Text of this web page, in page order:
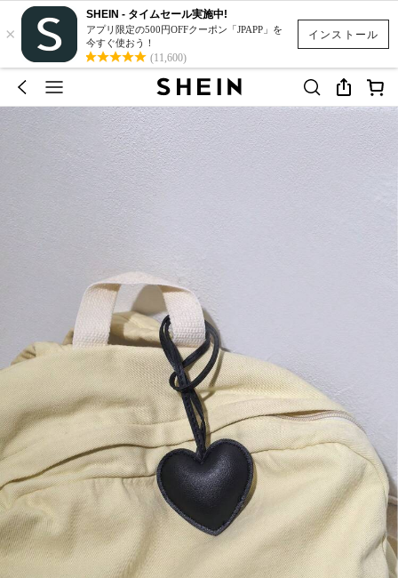
インストール
×
SHEIN - タイムセール実施中!
アプリ限定の500円OFFクーポン「JPAPP」を
今すぐ使おう！
(11,600)